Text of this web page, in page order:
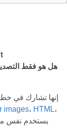
إنها تشارك في خط
images، HTML،